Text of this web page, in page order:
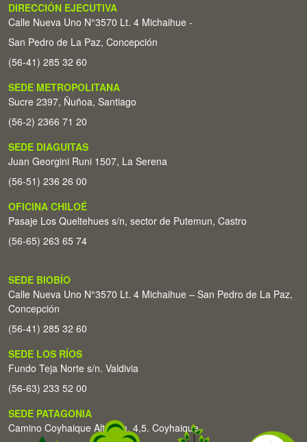
DIRECCIÓN EJECUTIVA
Calle Nueva Uno N°3570 Lt. 4 Michaihue -
San Pedro de La Paz, Concepción
(56-41) 285 32 60
SEDE METROPOLITANA
Sucre 2397, Ñuñoa, Santiago
(56-2) 2366 71 20
SEDE DIAGUITAS
Juan Georgini Runi 1507, La Serena
(56-51) 236 26 00
OFICINA CHILOÉ
Pasaje Los Queltehues s/n, sector de Putemun, Castro
(56-65) 263 65 74
SEDE BIOBÍO
Calle Nueva Uno N°3570 Lt. 4 Michaihue – San Pedro de La Paz,
Concepción
(56-41) 285 32 60
SEDE LOS RÍOS
Fundo Teja Norte s/n. Valdivia
(56-63) 233 52 00
SEDE PATAGONIA
Camino Coyhaique Alto Km. 4,5. Coyhaique